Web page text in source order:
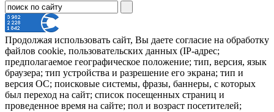
Продолжая использовать сайт, Вы даете согласие на обработку
файлов cookie, пользовательских данных (IP-адрес;
предполагаемое географическое положение; тип, версия, язык
браузера; тип устройства и разрешение его экрана; тип и
версия ОС; поисковые системы, фразы, баннеры, с которых
был переход на сайт; список посещенных страниц и
проведенное время на сайте; пол и возраст посетителей;